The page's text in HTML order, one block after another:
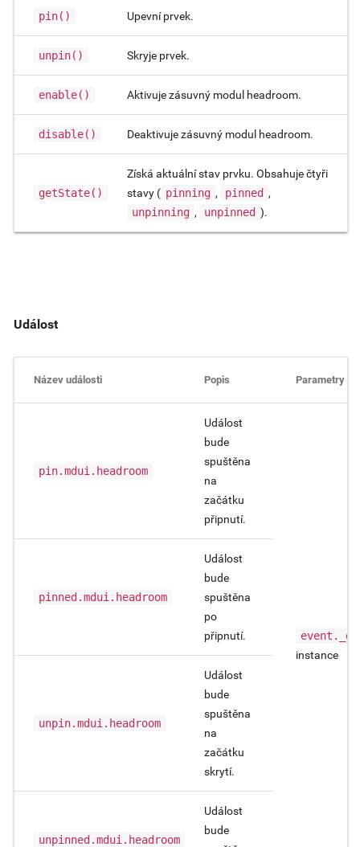
pin() Upevní prvek.
unpin() Skryje prvek.
enable() Aktivuje zásuvný modul headroom.
disable() Deaktivuje zásuvný modul headroom.
getState()
Získá aktuální stav prvku. Obsahuje čtyři
stavy ( pinning , pinned ,
unpinning , unpinned ).
Událost
Název události Popis Parametry
pin.mdui.headroom
Událost
bude
spuštěna
na
začátku
připnutí.
instance
pinned.mdui.headroom
Událost
bude
spuštěna
po
připnutí.
unpin.mdui.headroom
Událost
bude
spuštěna
na
začátku
skrytí.
unpinned.mdui.headroom
Událost
bude